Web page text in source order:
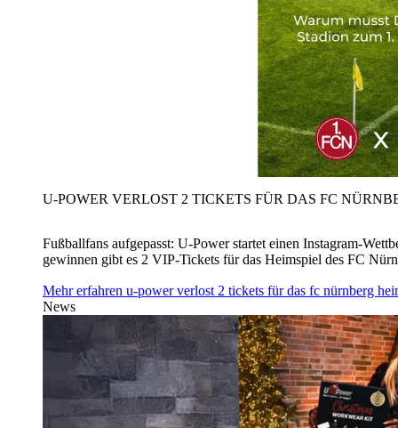
U‑POWER VERLOST 2 TICKETS FÜR DAS FC
Fußballfans aufgepasst: U‑Power startet einen Instagram-
gewinnen gibt es 2 VIP-Tickets für das Heimspiel des FC
Mehr erfahren u‑power verlost 2 tickets für das fc nürnberg
News